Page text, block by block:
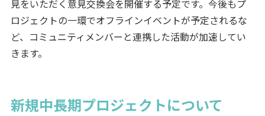
見をいただく意見交換会を開催する予定です。今後もプ
ロジェクトの一環でオフラインイベントが予定されるな
ど、コミュニティメンバーと連携した活動が加速してい
きます。
新規中長期プロジェクトについて